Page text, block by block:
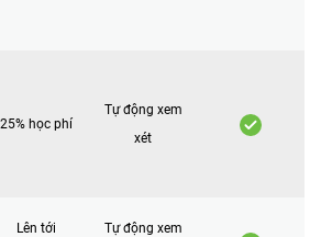
25% học phí
Tự động xem
xét
Lên tới
Tự động xem